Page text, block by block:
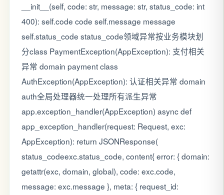
__init__(self, code: str, message: str, status_code: int
400): self.code code self.message message
self.status_code status_code领域异常按业务模块划
分class PaymentException(AppException): 支付相关
异常 domain payment class
AuthException(AppException): 认证相关异常 domain
auth全局处理器统一处理所有派生异常
app.exception_handler(AppException) async def
app_exception_handler(request: Request, exc:
AppException): return JSONResponse(
status_codeexc.status_code, content{ error: { domain:
getattr(exc, domain, global), code: exc.code,
message: exc.message }, meta: { request_id: